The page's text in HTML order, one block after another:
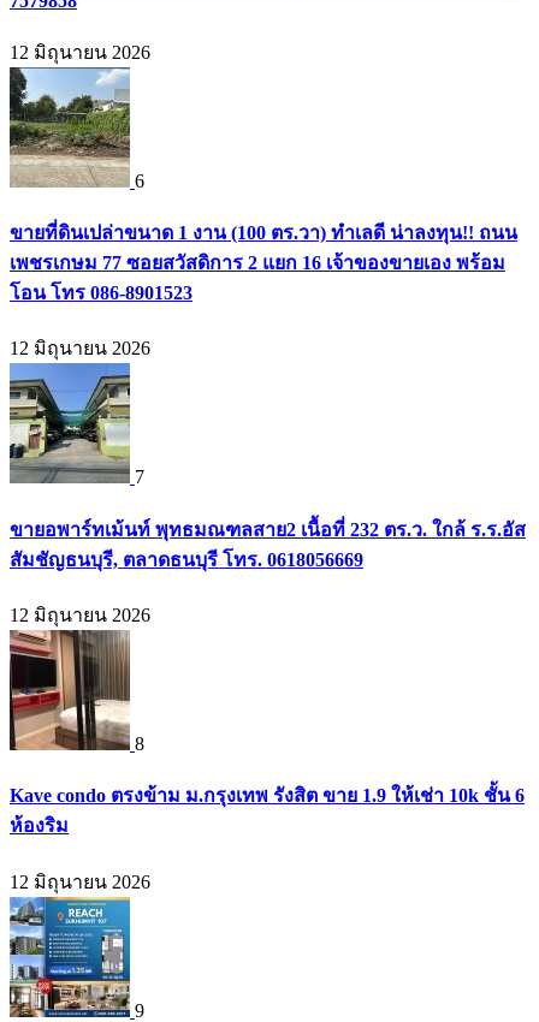
12 มิถุนายน 2026
6
ขายที่ดินเปล่าขนาด 1 งาน (100 ตร.วา) ทำเลดี น่าลงทุน!! ถนน
เพชรเกษม 77 ซอยสวัสดิการ 2 แยก 16 เจ้าของขายเอง พร้อม
โอน โทร 086-8901523
12 มิถุนายน 2026
7
ขายอพาร์ทเม้นท์ พุทธมณฑลสาย2 เนื้อที่ 232 ตร.ว. ใกล้ ร.ร.อัส
สัมชัญธนบุรี, ตลาดธนบุรี โทร. 0618056669
12 มิถุนายน 2026
8
Kave condo ตรงข้าม ม.กรุงเทพ รังสิต ขาย 1.9 ให้เช่า 10k ชั้น 6
ห้องริม
12 มิถุนายน 2026
9